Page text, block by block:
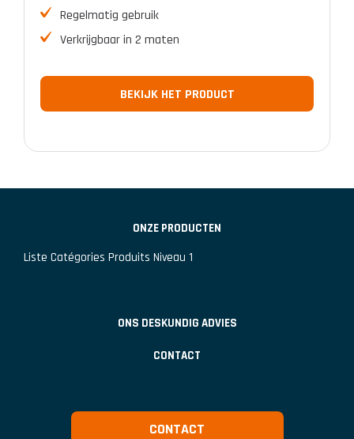
Regelmatig gebruik
Verkrijgbaar in 2 maten
BEKIJK HET PRODUCT
ONZE PRODUCTEN
Liste Catégories Produits Niveau 1
ONS DESKUNDIG ADVIES
CONTACT
CONTACT